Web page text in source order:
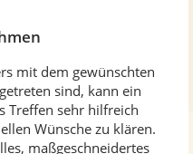
mit dem gewünschten
sind, kann ein
Treffen sehr hilfreich
Wünsche zu klären.
maßgeschneidertes